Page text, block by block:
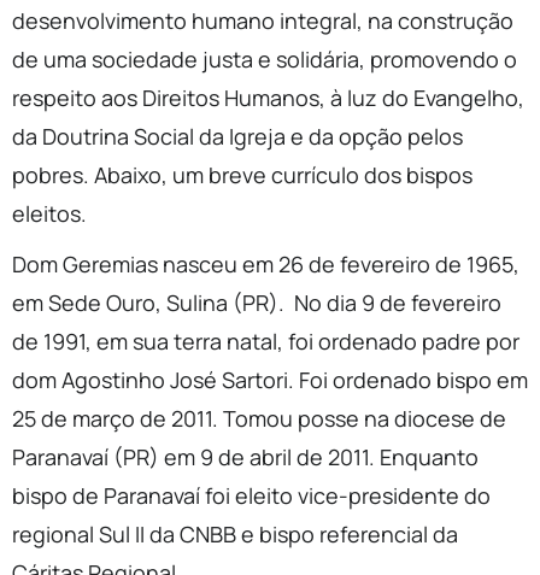
desenvolvimento humano integral, na construção
de uma sociedade justa e solidária, promovendo o
respeito aos Direitos Humanos, à luz do Evangelho,
da Doutrina Social da Igreja e da opção pelos
pobres. Abaixo, um breve currículo dos bispos
eleitos.
Dom Geremias nasceu em 26 de fevereiro de 1965,
em Sede Ouro, Sulina (PR). No dia 9 de fevereiro
de 1991, em sua terra natal, foi ordenado padre por
dom Agostinho José Sartori. Foi ordenado bispo em
25 de março de 2011. Tomou posse na diocese de
Paranavaí (PR) em 9 de abril de 2011. Enquanto
bispo de Paranavaí foi eleito vice-presidente do
regional Sul II da CNBB e bispo referencial da